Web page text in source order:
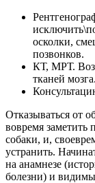
осколки,
позвонков.
КТ, МРТ.
тканей мозга.
Отказываться от
вовремя заметить
собаки, и,
устранить.
на анамнезе
болезни) и